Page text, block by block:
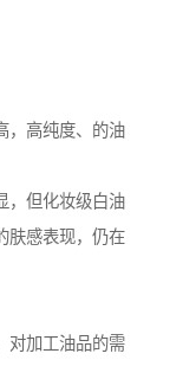
，高纯度、的油
，但化妆级白油
肤感表现，仍在
对加工油品的需